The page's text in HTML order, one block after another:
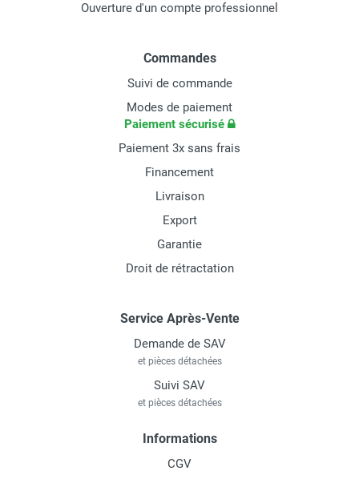
Ouverture d'un compte professionnel
Commandes
Suivi de commande
Modes de paiement
Paiement sécurisé
Paiement 3x sans frais
Financement
Livraison
Export
Garantie
Droit de rétractation
Service Après-Vente
Demande de SAV
et pièces détachées
Suivi SAV
et pièces détachées
Informations
CGV